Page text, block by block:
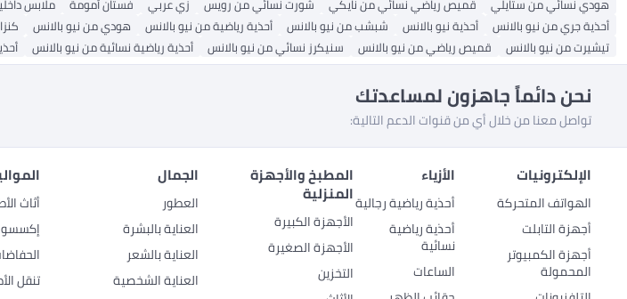
هودي نسائي من ستايلي
قميص رياضي نسائي من نايكي شورت نسائي من رويس زي عربي فستان أمومة ملابس
أحذية جري من نيو بالانس
أحذية نيو بالانس شبشب من نيو بالانس أحذية رياضية من نيو بالانس هودي من نيو بالانس
تيشيرت من نيو بالانس
قميص رياضي من نيو بالانس سنيكرز نسائي من نيو بالانس أحذية رياضية نسائية من نيو بالانس
نحن دائماً جاهزون لمساعدتك
تواصل معنا من خلال أي من قنوات الدعم التالية:
الإلكترونيات
الهواتف المتحركة
أجهزة التابلت
أجهزة الكمبيوتر
المحمولة
الأزياء
أحذية رياضية رجالية
أحذية رياضية
نسائية
الساعات
المطبخ والأجهزة
المنزلية
الأجهزة الكبيرة
الأجهزة الصغيرة
التخزين
الجمال
العطور
العناية بالبشرة
العناية بالشعر
العناية الشخصية
أثاث
تنقل